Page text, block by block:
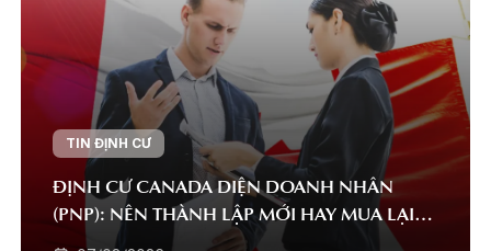
TIN ĐỊNH CƯ
ĐỊNH CƯ CANADA DIỆN DOANH NHÂN
(PNP): NÊN THÀNH LẬP MỚI HAY MUA LẠI
DOANH NGHIỆP?